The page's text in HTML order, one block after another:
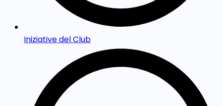
Iniziative del Club